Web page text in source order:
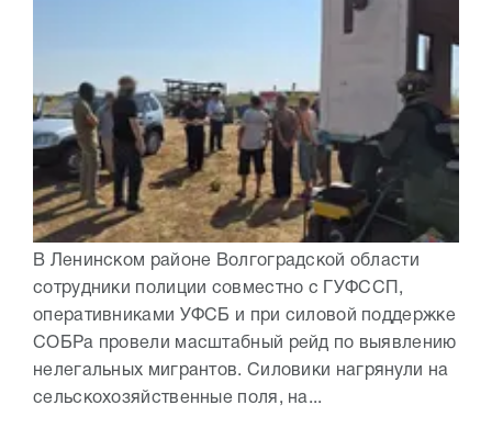
В Ленинском районе Волгоградской области
сотрудники полиции совместно с ГУФССП,
оперативниками УФСБ и при силовой поддержке
СОБРа провели масштабный рейд по выявлению
нелегальных мигрантов. Силовики нагрянули на
сельскохозяйственные поля, на...